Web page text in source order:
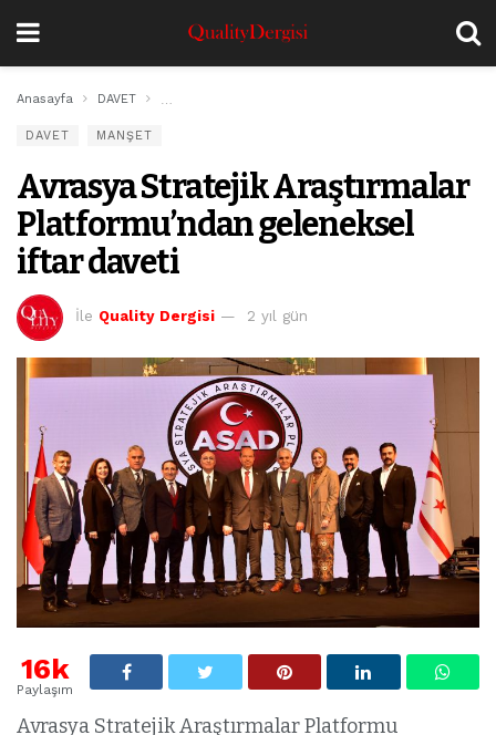
Anasayfa DAVET
DAVET MANŞET
Avrasya Stratejik Araştırmalar
Platformu’ndan geleneksel
iftar daveti
İle Quality Dergisi 2 yıl gün
16k
Paylaşım
Avrasya Stratejik Araştırmalar Platformu